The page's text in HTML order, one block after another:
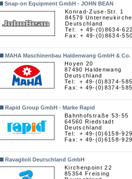
Snap-on Equipment GmbH - JOHN BEAN
Konrad-Zuse-Str. 1
84579
Deutschland
Tel:
Fax:
+ 49-(0)8634-
+ 49-(0)8634-
MAHA Maschinenbau Haldenwang GmbH & Co.
Hoyen 20
87490 Haldenwang
Deutschland
Tel:
Fax:
+ 49-(0)8374-
+ 49-(0)8374-
Rapid Group GmbH - Marke Rapid
Bahnhofstraße 53-55
64560 Riedstadt
Deutschland
Tel:
Fax:
+ 49-(0)6158-
+ 49-(0)6158-
Ravaglioli Deutschland GmbH
Kirchenpoint 22
85354 Freising